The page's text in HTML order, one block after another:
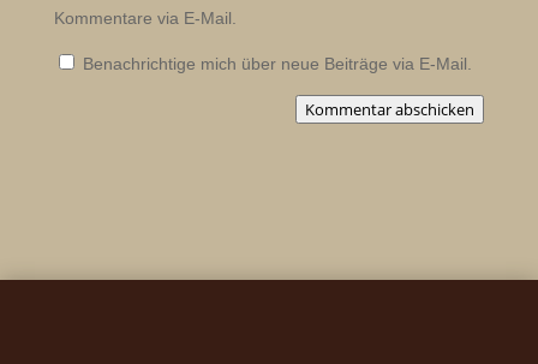
Kommentare via E-Mail.
Benachrichtige mich über neue Beiträge via E-Mail.
Kommentar abschicken